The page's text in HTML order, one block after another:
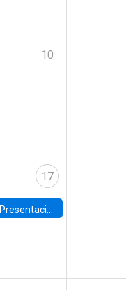
10
17
Presentación del libro “The Pinochet Shock: Radical Change and Life under Dictatorship